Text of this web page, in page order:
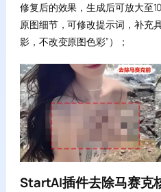
修复后的效果，生成后可放大至
原图细节，可修改提示词，补充
影，不改变原图色彩”）；
StartAI插件去除马赛克